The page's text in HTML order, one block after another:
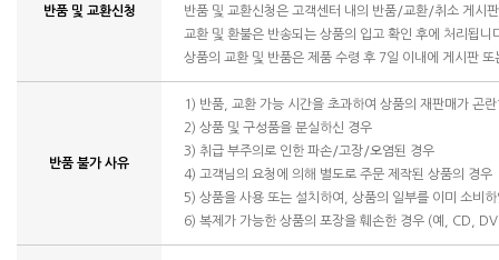
반품 및 교환신청
반품 및 교환신청은 고객센터 내의 반품/교환/취소 게시
교환 및 환불은 반송되는 상품의 입고 확인 후에 처리됩니
상품의 교환 및 반품은 제품 수령 후 7일 이내에 게시판
반품 불가 사유
1) 반품, 교환 가능 시간을 초과하여 상품의 재판매가 곤
2) 상품 및 구성품을 분실하신 경우
3) 취급 부주의로 인한 파손/고장/오염된 경우
4) 고객님의 요청에 의해 별도로 주문 제작된 상품의 경우
5) 상품을 사용 또는 설치하여, 상품의 일부를 이미 소비
6) 복제가 가능한 상품의 포장을 훼손한 경우 (예, CD,